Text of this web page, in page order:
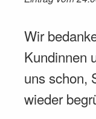
Wir
Kundinnen
uns schon,
wieder